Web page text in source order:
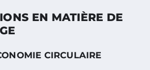
EN MATIÈRE DE
CIRCULAIRE